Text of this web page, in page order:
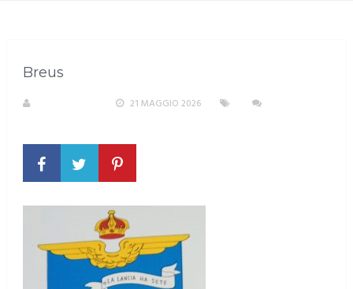
Breus
21 MAGGIO 2026